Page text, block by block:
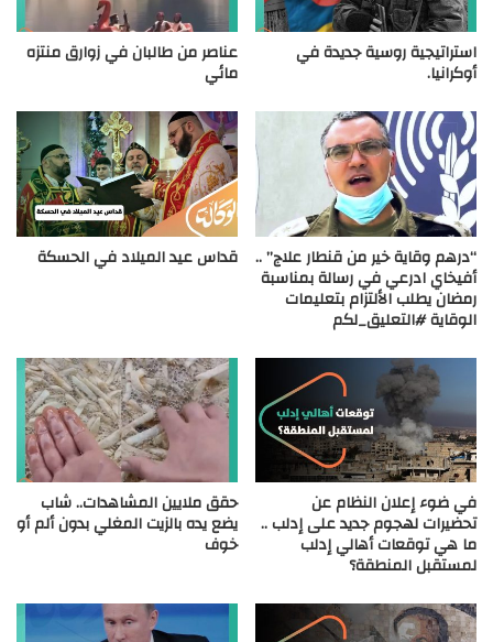
استراتيجية روسية جديدة في
أوكرانيا.
عناصر من طالبان في زوارق منتزه
مائي
“درهم وقاية خير من قنطار علاج” ..
أفيخاي ادرعي في رسالة بمناسبة
رمضان يطلب الألتزام بتعليمات
الوقاية #التعليق_لكم
قداس عيد الميلاد في الحسكة
في ضوء إعلان النظام عن
تحضيرات لهجوم جديد على إدلب ..
ما هي توقعات أهالي إدلب
لمستقبل المنطقة؟
حقق ملايين المشاهدات.. شاب
يضع يده بالزيت المغلي بدون ألم أو
خوف